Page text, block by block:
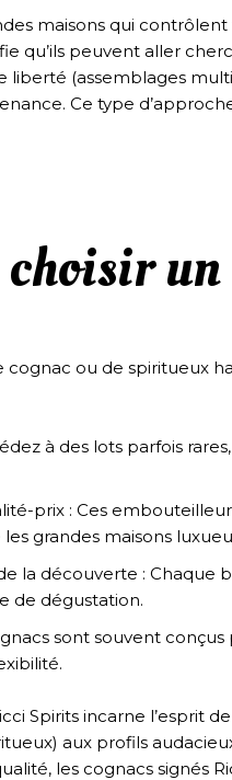
maisons qui
qu’ils peuvent aller
liberté (assemblages
Ce type
cognac ou de spiritueux
à des lots parfois
prix : Ces
grandes maisons
la découverte : Chaque
de dégustation.
sont souvent
Spirits incarne l’esprit
aux profils
les cognacs signés